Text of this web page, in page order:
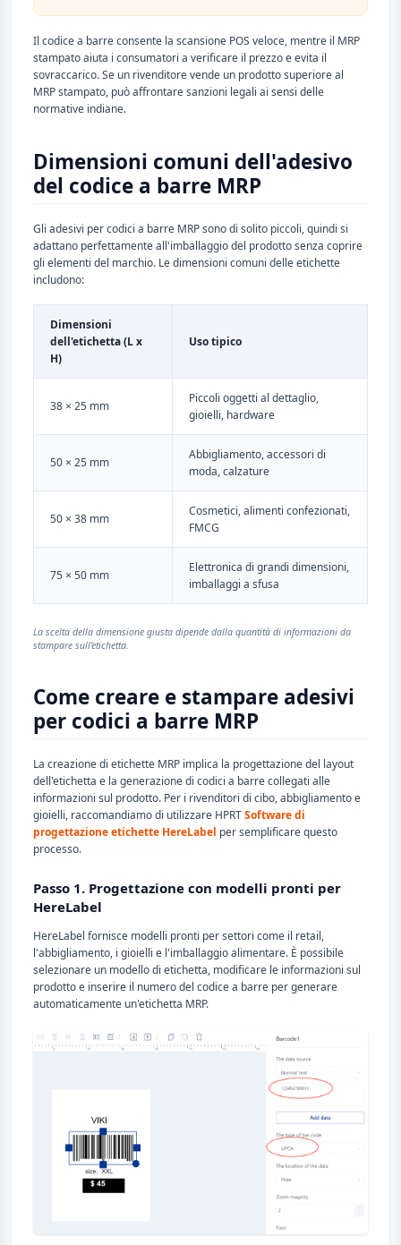
Il codice a barre consente la scansione POS veloce, mentre il MRP
stampato aiuta i consumatori a verificare il prezzo e evita il
sovraccarico. Se un rivenditore vende un prodotto superiore al
MRP stampato, può affrontare sanzioni legali ai sensi delle
normative indiane.
Dimensioni comuni dell'adesivo
del codice a barre MRP
Gli adesivi per codici a barre MRP sono di solito piccoli, quindi si
adattano perfettamente all'imballaggio del prodotto senza coprire
gli elementi del marchio. Le dimensioni comuni delle etichette
includono:
Dimensioni
dell'etichetta (L x
H)
Uso tipico
38 × 25 mm
Piccoli oggetti al dettaglio,
gioielli, hardware
50 × 25 mm
Abbigliamento, accessori di
moda, calzature
50 × 38 mm
Cosmetici, alimenti confezionati,
FMCG
75 × 50 mm
Elettronica di grandi dimensioni,
imballaggi a sfusa
La scelta della dimensione giusta dipende dalla quantità di informazioni da
stampare sull'etichetta.
Come creare e stampare adesivi
per codici a barre MRP
La creazione di etichette MRP implica la progettazione del layout
dell'etichetta e la generazione di codici a barre collegati alle
informazioni sul prodotto. Per i rivenditori di cibo, abbigliamento e
gioielli, raccomandiamo di utilizzare HPRTSoftware di
progettazione etichette HereLabel per semplificare questo
processo.
Passo 1. Progettazione con modelli pronti per
HereLabel
HereLabel fornisce modelli pronti per settori come il retail,
l'abbigliamento, i gioielli e l'imballaggio alimentare. È possibile
selezionare un modello di etichetta, modificare le informazioni sul
prodotto e inserire il numero del codice a barre per generare
automaticamente un'etichetta MRP.